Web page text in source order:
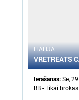
ITĀLIJA
VRETREATS
Ierašanās: Se,
BB - Tikai